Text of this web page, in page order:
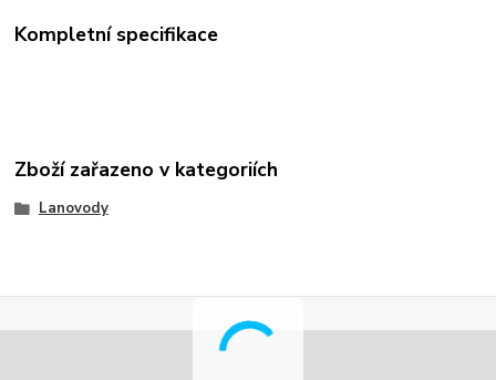
Kompletní specifikace
Zboží zařazeno v kategoriích
Lanovody